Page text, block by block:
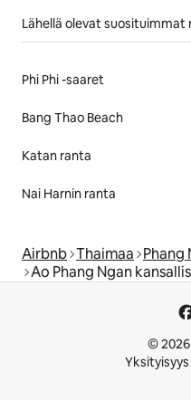
Lähellä olevat
Phi Phi -saaret
Bang Thao Beach
Katan ranta
Nai Harnin ranta
Airbnb Thaimaa Phang
Ao Phang Ngan
©
Yksityisyys